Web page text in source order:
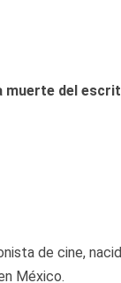
muerte del
de cine,
México.